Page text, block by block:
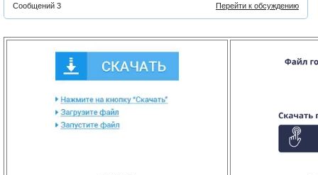
Сообщений 3 Перейти к обсуждению